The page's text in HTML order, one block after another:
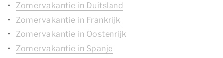
Zomervakantie in Duitsland
Zomervakantie in Frankrijk
Zomervakantie in Oostenrijk
Zomervakantie in Spanje